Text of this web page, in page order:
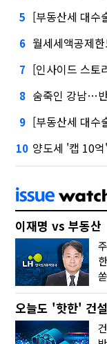
5 [부동산세 대수
6 월세세액공제
7 [인사이드 스
8 숨죽인 강남…
9 [부동산세 대수
10 양도세 '캡 10
이재명 vs 부동산
오늘도 '핫한' 건